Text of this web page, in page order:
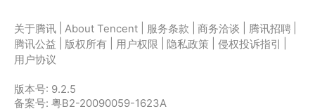
关于腾讯 About Tencent 服务条款 商务洽谈 腾讯招聘
腾讯公益
版权所有 用户权限 隐私政策 侵权投诉指引
用户协议
版本号: 9.2.5
备案号: 粤B2-20090059-1623A